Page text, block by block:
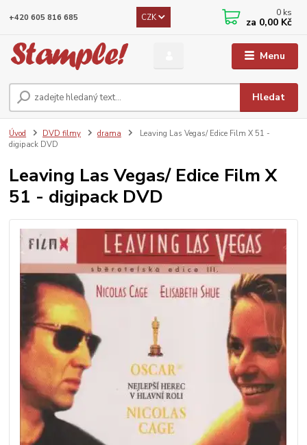
Menu
CZK
Hledat
+420 605 816 685 0 ks
za 0,00 Kč
Úvod DVD filmy drama
Leaving Las Vegas/ Edice Film X 51 -
digipack DVD
Leaving Las Vegas/ Edice Film X
51 - digipack DVD